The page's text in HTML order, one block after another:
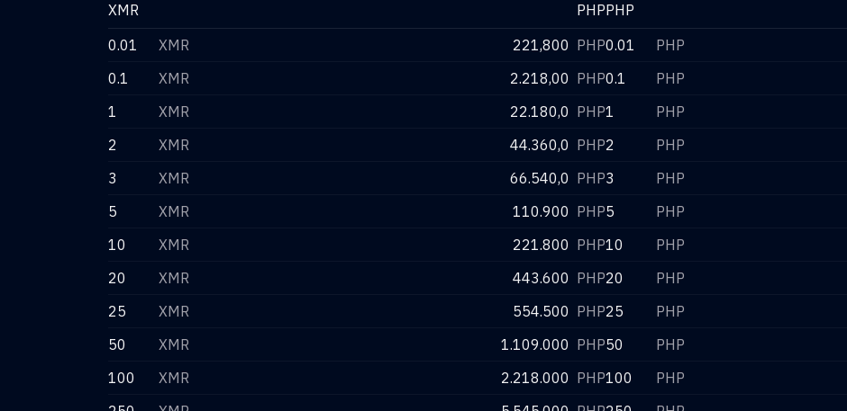
XMR
PHP
0.01
XMR 221,800 PHP
0.1
XMR 2.218,00 PHP
1
XMR 22.180,0 PHP
2
XMR 44.360,0 PHP
3
XMR 66.540,0 PHP
5
XMR 110.900 PHP
10
XMR 221.800 PHP
20
XMR 443.600 PHP
25
XMR 554.500 PHP
50
XMR 1.109.000 PHP
100
XMR 2.218.000 PHP
PHP
0.01
PHP
0.1
PHP
1
PHP
2
PHP
3
PHP
5
PHP
10
PHP
20
PHP
25
PHP
50
PHP
100
PHP